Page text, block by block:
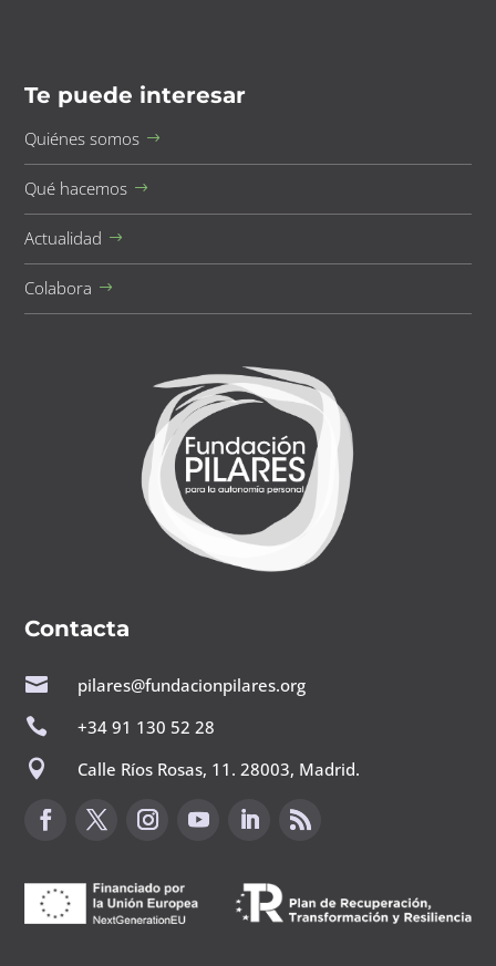
Te puede interesar
Quiénes somos
Qué hacemos
Actualidad
Colabora
Contacta

pilares@fundacionpilares.org

+34 91 130 52 28

Calle Ríos Rosas, 11. 28003, Madrid.